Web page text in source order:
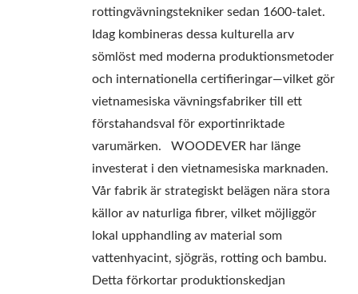
rottingvävningstekniker sedan 1600-talet.
Idag kombineras dessa kulturella arv
sömlöst med moderna produktionsmetoder
och internationella certifieringar—vilket gör
vietnamesiska vävningsfabriker till ett
förstahandsval för exportinriktade
varumärken. WOODEVER har länge
investerat i den vietnamesiska marknaden.
Vår fabrik är strategiskt belägen nära stora
källor av naturliga fibrer, vilket möjliggör
lokal upphandling av material som
vattenhyacint, sjögräs, rotting och bambu.
Detta förkortar produktionskedjan